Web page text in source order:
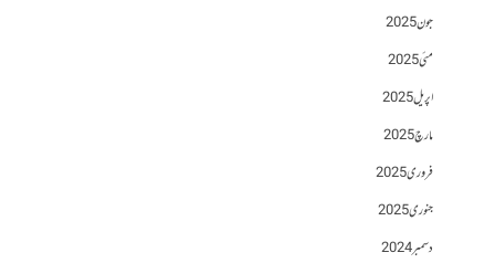
جون 2025
مئی 2025
اپریل 2025
مارچ 2025
فروری 2025
جنوری 2025
دسمبر 2024